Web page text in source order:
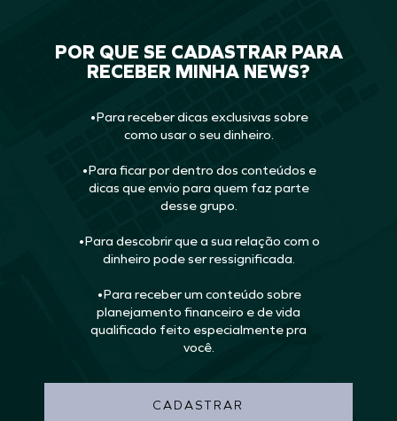
POR QUE SE CADASTRAR PARA
RECEBER MINHA NEWS?
•Para receber dicas exclusivas sobre
como usar o seu dinheiro.
•Para ficar por dentro dos conteúdos e
dicas que envio para quem faz parte
desse grupo.
•Para descobrir que a sua relação com o
dinheiro pode ser ressignificada.
•Para receber um conteúdo sobre
planejamento financeiro e de vida
qualificado feito especialmente pra
você.
CADASTRAR